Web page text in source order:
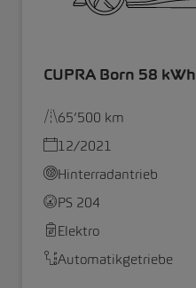
CUPRA Born 58 kWh
65’500 km
12/2021
Hinterradantrieb
PS 204
Elektro
Automatikgetriebe